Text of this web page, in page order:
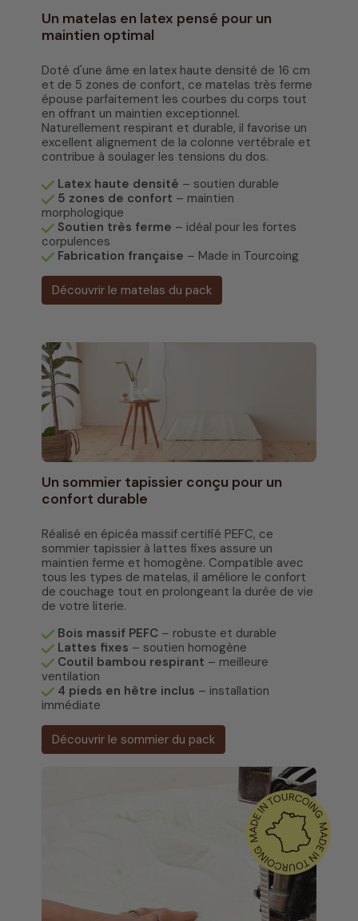
Un matelas en latex pensé pour un
maintien optimal
Doté d'une âme en latex haute densité de 16 cm
et de 5 zones de confort, ce matelas très ferme
épouse parfaitement les courbes du corps tout
en offrant un maintien exceptionnel.
Naturellement respirant et durable, il favorise un
excellent alignement de la colonne vertébrale et
contribue à soulager les tensions du dos.
Latex haute densité – soutien durable
5 zones de confort – maintien
morphologique
Soutien très ferme – idéal pour les fortes
corpulences
Fabrication française – Made in Tourcoing
Découvrir le matelas du pack
Un sommier tapissier conçu pour un
confort durable
Réalisé en épicéa massif certifié PEFC, ce
sommier tapissier à lattes fixes assure un
maintien ferme et homogène. Compatible avec
tous les types de matelas, il améliore le confort
de couchage tout en prolongeant la durée de vie
de votre literie.
Bois massif PEFC – robuste et durable
Lattes fixes – soutien homogène
Coutil bambou respirant – meilleure
ventilation
4 pieds en hêtre inclus – installation
immédiate
Découvrir le sommier du pack